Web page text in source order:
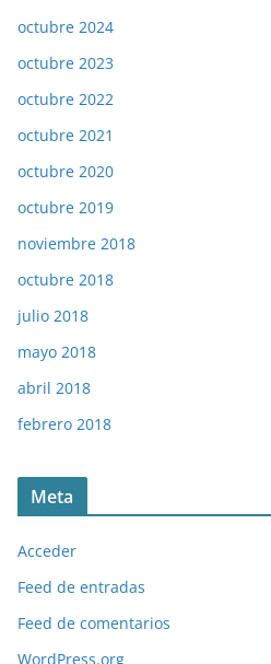
octubre 2024
octubre 2023
octubre 2022
octubre 2021
octubre 2020
octubre 2019
noviembre 2018
octubre 2018
julio 2018
mayo 2018
abril 2018
febrero 2018
Meta
Acceder
Feed de entradas
Feed de comentarios
WordPress.org